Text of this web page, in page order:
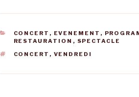
CATÉGORIES
CONCERT , EVENEMENT ,
RESTAURATION , SPECTACLE
ÉTIQUETTES
CONCERT , VENDREDI